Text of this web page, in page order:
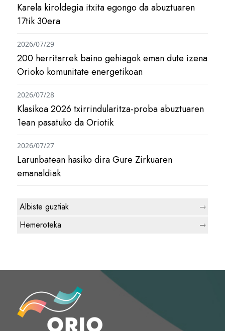
Karela kiroldegia itxita egongo da abuztuaren
17tik 30era
200 herritarrek baino gehiagok eman dute izena
Orioko komunitate energetikoan
2026/07/29
Klasikoa 2026 txirrindularitza-proba abuztuaren
1ean pasatuko da Oriotik
2026/07/28
Larunbatean hasiko dira Gure Zirkuaren
emanaldiak
2026/07/27
Albiste guztiak
Hemeroteka